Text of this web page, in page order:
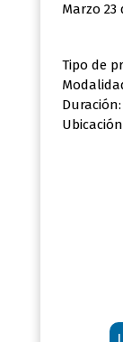
Marzo 23
Tipo de